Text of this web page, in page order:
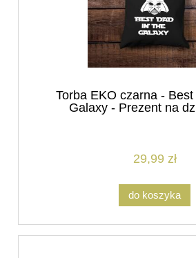
Torba EKO czarna -
Galaxy - Prezent na
29,99 zł
do koszyka